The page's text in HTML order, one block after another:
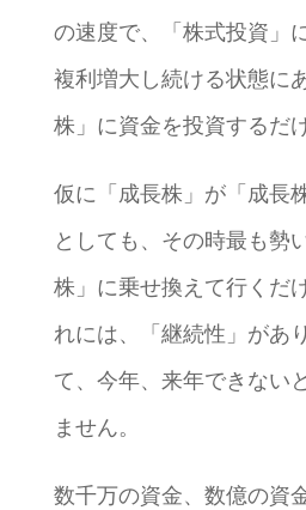
の速度で、「株式投資」
複利増大し続ける状態に
株」に資金を投資するだけ
仮に「成長株」が「成長
としても、その時最も勢
株」に乗せ換えて行くだ
れには、「継続性」があ
て、今年、来年できない
ません。
数千万の資金、数億の資